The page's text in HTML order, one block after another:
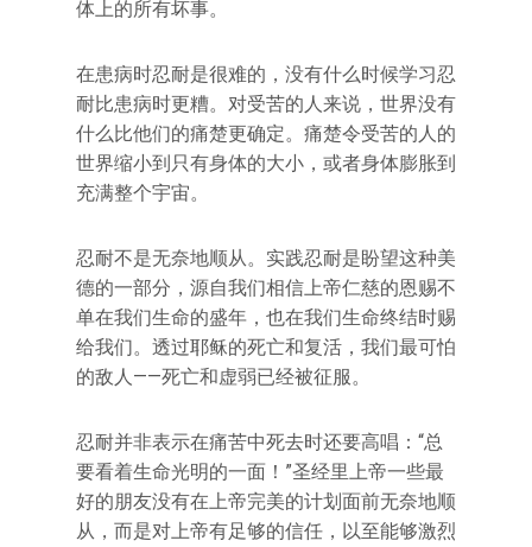
体上的所有坏事。
在患病时忍耐是很难的，没有什么时候学习忍
耐比患病时更糟。对受苦的人来说，世界没有
什么比他们的痛楚更确定。痛楚令受苦的人的
世界缩小到只有身体的大小，或者身体膨胀到
充满整个宇宙。
忍耐不是无奈地顺从。实践忍耐是盼望这种美
德的一部分，源自我们相信上帝仁慈的恩赐不
单在我们生命的盛年，也在我们生命终结时赐
给我们。透过耶稣的死亡和复活，我们最可怕
的敌人——死亡和虚弱已经被征服。
忍耐并非表示在痛苦中死去时还要高唱：“总
要看着生命光明的一面！”圣经里上帝一些最
好的朋友没有在上帝完美的计划面前无奈地顺
从，而是对上帝有足够的信任，以至能够激烈